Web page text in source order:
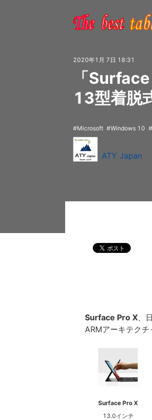
2020年1月 7日 18:31
「
13型着脱
Microsoft Windows 10
ATY Japan
Surface Pro X、
ARMアーキテク
Surface Pro X
13.0インチ